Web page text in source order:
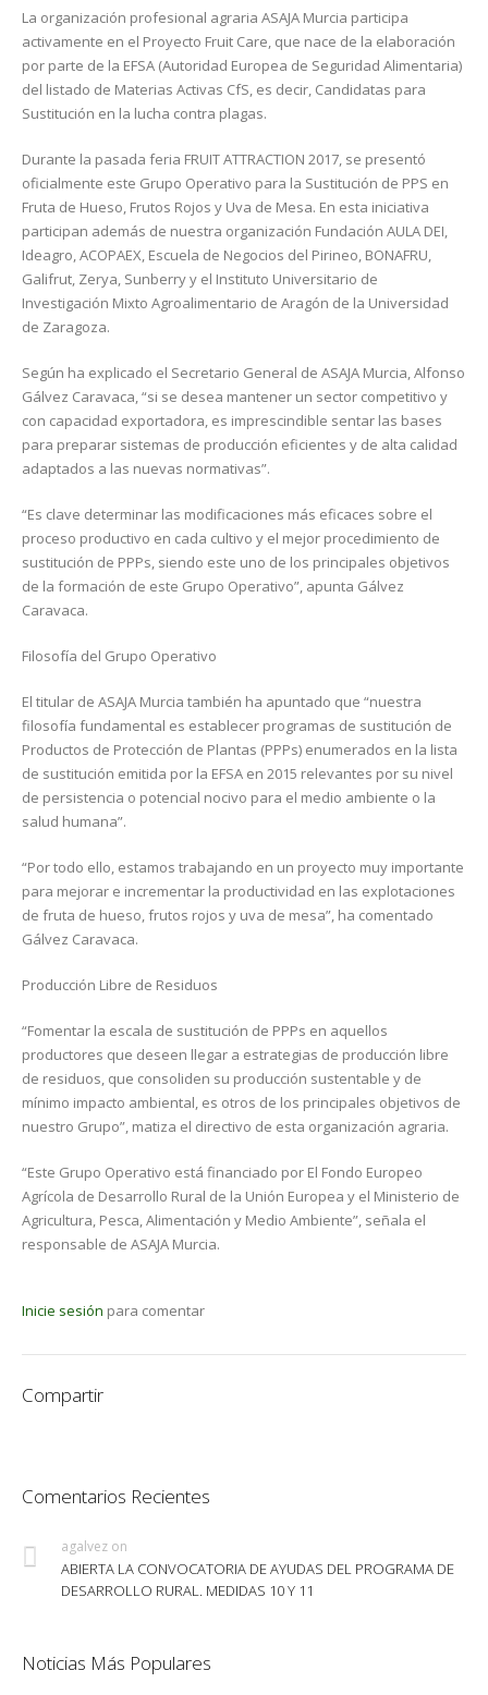
La organización profesional agraria ASAJA Murcia participa
activamente en el Proyecto Fruit Care, que nace de la elaboración
por parte de la EFSA (Autoridad Europea de Seguridad Alimentaria)
del listado de Materias Activas CfS, es decir, Candidatas para
Sustitución en la lucha contra plagas.
Durante la pasada feria FRUIT ATTRACTION 2017, se presentó
oficialmente este Grupo Operativo para la Sustitución de PPS en
Fruta de Hueso, Frutos Rojos y Uva de Mesa. En esta iniciativa
participan además de nuestra organización Fundación AULA DEI,
Ideagro, ACOPAEX, Escuela de Negocios del Pirineo, BONAFRU,
Galifrut, Zerya, Sunberry y el Instituto Universitario de
Investigación Mixto Agroalimentario de Aragón de la Universidad
de Zaragoza.
Según ha explicado el Secretario General de ASAJA Murcia, Alfonso
Gálvez Caravaca, “si se desea mantener un sector competitivo y
con capacidad exportadora, es imprescindible sentar las bases
para preparar sistemas de producción eficientes y de alta calidad
adaptados a las nuevas normativas”.
“Es clave determinar las modificaciones más eficaces sobre el
proceso productivo en cada cultivo y el mejor procedimiento de
sustitución de PPPs, siendo este uno de los principales objetivos
de la formación de este Grupo Operativo”, apunta Gálvez
Caravaca.
Filosofía del Grupo Operativo
El titular de ASAJA Murcia también ha apuntado que “nuestra
filosofía fundamental es establecer programas de sustitución de
Productos de Protección de Plantas (PPPs) enumerados en la lista
de sustitución emitida por la EFSA en 2015 relevantes por su nivel
de persistencia o potencial nocivo para el medio ambiente o la
salud humana”.
“Por todo ello, estamos trabajando en un proyecto muy importante
para mejorar e incrementar la productividad en las explotaciones
de fruta de hueso, frutos rojos y uva de mesa”, ha comentado
Gálvez Caravaca.
Producción Libre de Residuos
“Fomentar la escala de sustitución de PPPs en aquellos
productores que deseen llegar a estrategias de producción libre
de residuos, que consoliden su producción sustentable y de
mínimo impacto ambiental, es otros de los principales objetivos de
nuestro Grupo”, matiza el directivo de esta organización agraria.
“Este Grupo Operativo está financiado por El Fondo Europeo
Agrícola de Desarrollo Rural de la Unión Europea y el Ministerio de
Agricultura, Pesca, Alimentación y Medio Ambiente”, señala el
responsable de ASAJA Murcia.
Inicie sesión para comentar
Compartir
Comentarios Recientes
agalvez on
ABIERTA LA CONVOCATORIA DE AYUDAS DEL PROGRAMA DE
DESARROLLO RURAL. MEDIDAS 10 Y 11
Noticias Más Populares